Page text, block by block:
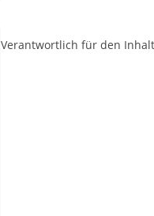
Verantwortlich für den